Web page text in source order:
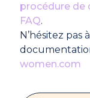
procédure de
FAQ.
N’hésitez pas
women.com